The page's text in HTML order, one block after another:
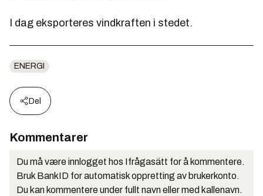
I dag eksporteres vindkraften i stedet.
ENERGI
Del
Kommentarer
Du må være innlogget hos Ifrågasätt for å kommentere.
Bruk BankID for automatisk oppretting av brukerkonto.
Du kan kommentere under fullt navn eller med kallenavn.